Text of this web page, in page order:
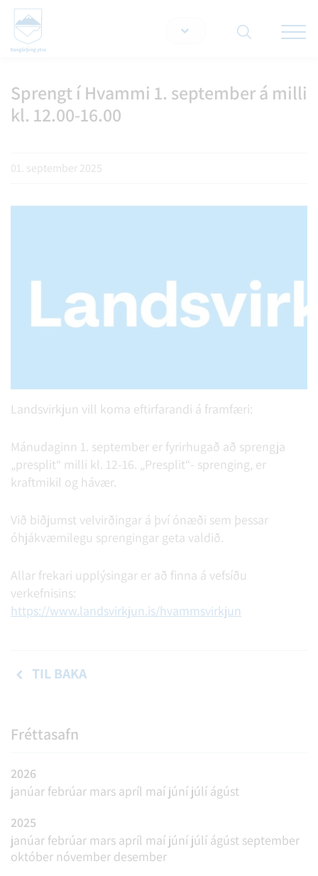
Sprengt í Hvammi 1. september á milli
kl. 12.00-16.00
01. september 2025
Landsvirkjun vill koma eftirfarandi á framfæri:
Mánudaginn 1. september er fyrirhugað að sprengja
„presplit“ milli kl. 12-16. „Presplit“- sprenging, er
kraftmikil og hávær.
Við biðjumst velvirðingar á því ónæði sem þessar
óhjákvæmilegu sprengingar geta valdið.
Allar frekari upplýsingar er að finna á vefsíðu
verkefnisins:
https://www.landsvirkjun.is/hvammsvirkjun
TIL BAKA
Fréttasafn
2026
janúar febrúar mars apríl maí júní júlí ágúst
2025
janúar febrúar mars apríl maí júní júlí ágúst september
október nóvember desember
Leita á vef